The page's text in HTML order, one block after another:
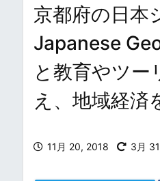
京都府の日本
Japanese
と教育やツー
え、地域経済
11月 20, 2018 3月